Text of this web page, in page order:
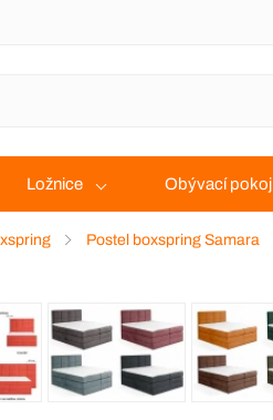
Ložnice Obývací pokoj
Postel boxspring Samara